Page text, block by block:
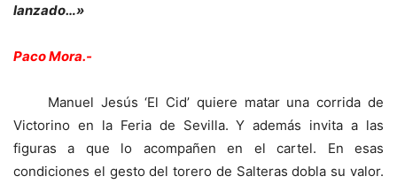
lanzado…»
Paco Mora.-
Manuel Jesús ‘El Cid’ quiere matar una corrida de
Victorino en la Feria de Sevilla. Y además invita a las
figuras a que lo acompañen en el cartel. En esas
condiciones el gesto del torero de Salteras dobla su valor.